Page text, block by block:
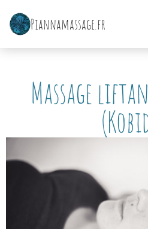
Piannamassage.fr
Le
En
CONTACT
Massage